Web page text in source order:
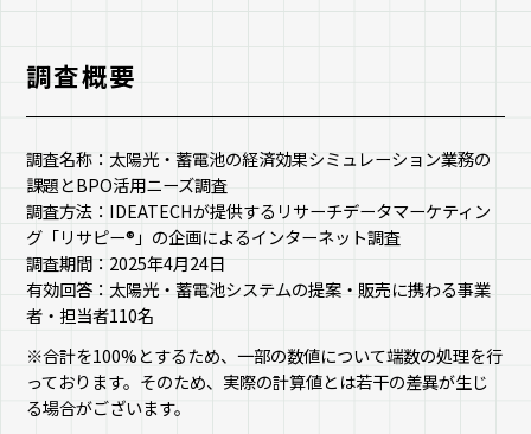
調査概要
調査名称：太陽光・蓄電池の経済効果シミュレーション業務の
課題とBPO活用ニーズ調査
調査方法：IDEATECHが提供するリサーチデータマーケティン
グ「リサピー®︎」の企画によるインターネット調査
調査期間：2025年4月24日
有効回答：太陽光・蓄電池システムの提案・販売に携わる事業
者・担当者110名
※合計を100%とするため、一部の数値について端数の処理を行
っております。そのため、実際の計算値とは若干の差異が生じ
る場合がございます。